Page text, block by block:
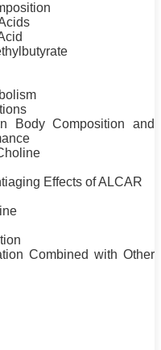
Body Composition and
Effects of ALCAR
Combined with Other